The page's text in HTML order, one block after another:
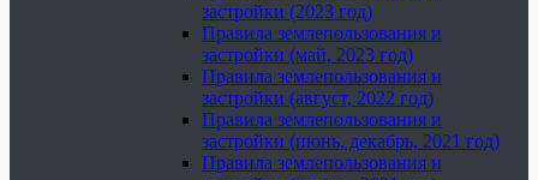
застройки (2023 год)
Правила землепользования и
застройки (май, 2023 год)
Правила землепользования и
застройки (август, 2022 год)
Правила землепользования и
застройки (июнь, декабрь, 2021 год)
Правила землепользования и